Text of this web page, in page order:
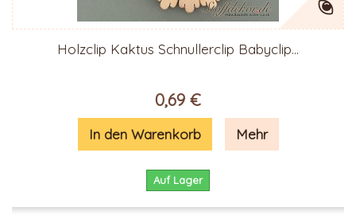
Holzclip Kaktus Schnullerclip Babyclip...
0,69 €
In den Warenkorb Mehr
Auf Lager